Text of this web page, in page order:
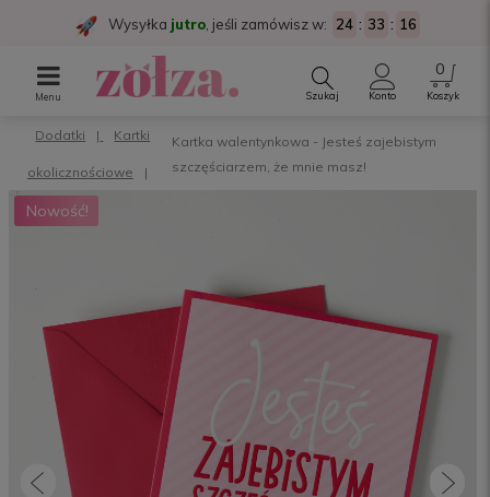
Wysyłka jutro , jeśli zamówisz w: 24 : 33 : 16
Menu Szukaj Konto Koszyk
Dodatki Kartki
okolicznościowe
Kartka walentynkowa - Jesteś zajebistym
szczęściarzem, że mnie masz!